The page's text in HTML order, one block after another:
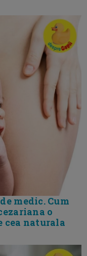
medic. Cum
o
cea naturala